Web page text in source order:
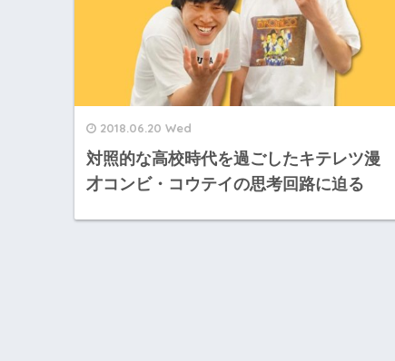
2018.06.20 Wed
対照的な高校時代を過ごしたキテレツ漫
才コンビ・コウテイの思考回路に迫る